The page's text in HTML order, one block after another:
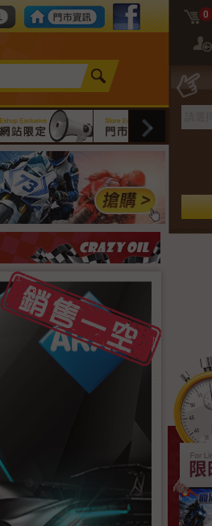
0
tel number：02-2608-8081
門市資訊FB粉絲團
機車專區 網站限定